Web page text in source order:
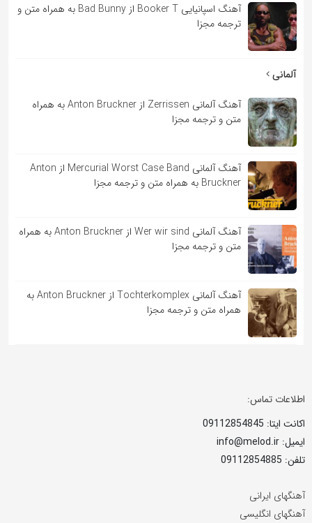
آهنگ اسپانیایی Booker T از Bad Bunny به همراه متن و
ترجمه مجزا
آلمانی
آهنگ آلمانی Zerrissen از Anton Bruckner به همراه
متن و ترجمه مجزا
آهنگ آلمانی Mercurial Worst Case Band از Anton
Bruckner به همراه متن و ترجمه مجزا
آهنگ آلمانی Wer wir sind از Anton Bruckner به همراه
متن و ترجمه مجزا
آهنگ آلمانی Tochterkomplex از Anton Bruckner به
همراه متن و ترجمه مجزا
اطلاعات تماس:
اکانت ایتا: 09112854845
ایمیل: info@melod.ir
تلفن: 09112854885
آهنگهای ایرانی
آهنگهای انگلیسی